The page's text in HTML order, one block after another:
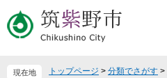
ー
ジ
ニ
ュ
現在地 トップページ > 分類でさがす >